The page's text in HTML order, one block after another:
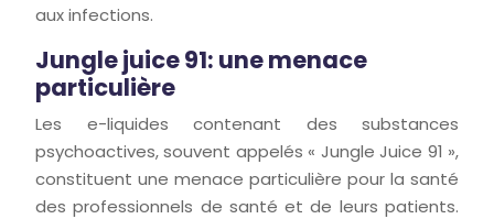
aux infections.
Jungle juice 91: une menace
particulière
Les e-liquides contenant des substances
psychoactives, souvent appelés « Jungle Juice 91 »,
constituent une menace particulière pour la santé
des professionnels de santé et de leurs patients.